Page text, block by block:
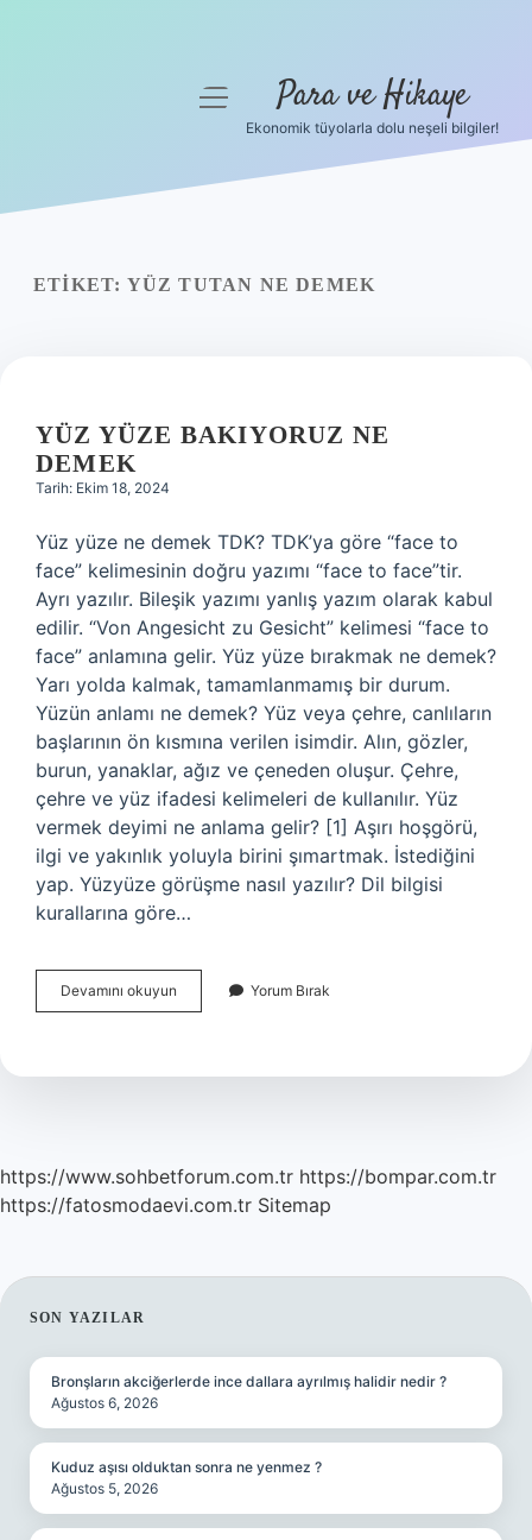
Yasal Uyarı
menüyü
Para ve Hikaye
Ekonomik tüyolarla dolu neşeli bilgiler!
ETIKET: YÜZ TUTAN NE DEMEK
YÜZ YÜZE BAKIYORUZ NE
DEMEK
Tarih: Ekim 18, 2024
Yüz yüze ne demek TDK? TDK’ya göre “face to
face” kelimesinin doğru yazımı “face to face”tir.
Ayrı yazılır. Bileşik yazımı yanlış yazım olarak kabul
edilir. “Von Angesicht zu Gesicht” kelimesi “face to
face” anlamına gelir. Yüz yüze bırakmak ne demek?
Yarı yolda kalmak, tamamlanmamış bir durum.
Yüzün anlamı ne demek? Yüz veya çehre, canlıların
başlarının ön kısmına verilen isimdir. Alın, gözler,
burun, yanaklar, ağız ve çeneden oluşur. Çehre,
çehre ve yüz ifadesi kelimeleri de kullanılır. Yüz
vermek deyimi ne anlama gelir? [1] Aşırı hoşgörü,
ilgi ve yakınlık yoluyla birini şımartmak. İstediğini
yap. Yüzyüze görüşme nasıl yazılır? Dil bilgisi
kurallarına göre…
Devamını okuyun
Yüze
Demek
Yorum Bırak
https://www.sohbetforum.com.tr https://bompar.com.tr
https://fatosmodaevi.com.tr Sitemap
SIDEBAR
SON YAZILAR
Bronşların akciğerlerde ince dallara ayrılmış halidir nedir ?
Ağustos 6, 2026
Kuduz aşısı olduktan sonra ne yenmez ?
Ağustos 5, 2026